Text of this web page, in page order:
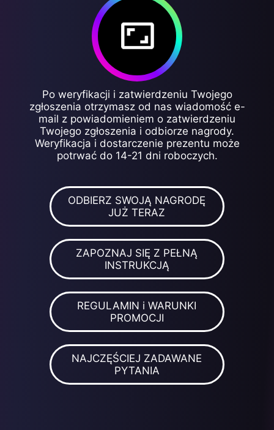
Po weryfikacji i zatwierdzeniu Twojego
zgłoszenia otrzymasz od nas wiadomość e-
mail z powiadomieniem o zatwierdzeniu
Twojego zgłoszenia i odbiorze nagrody.
Weryfikacja i dostarczenie prezentu może
potrwać do 14-21 dni roboczych.
ODBIERZ SWOJĄ NAGRODĘ
JUŻ TERAZ
ZAPOZNAJ SIĘ Z PEŁNĄ
INSTRUKCJĄ
REGULAMIN i WARUNKI
PROMOCJI
NAJCZĘŚCIEJ ZADAWANE
PYTANIA